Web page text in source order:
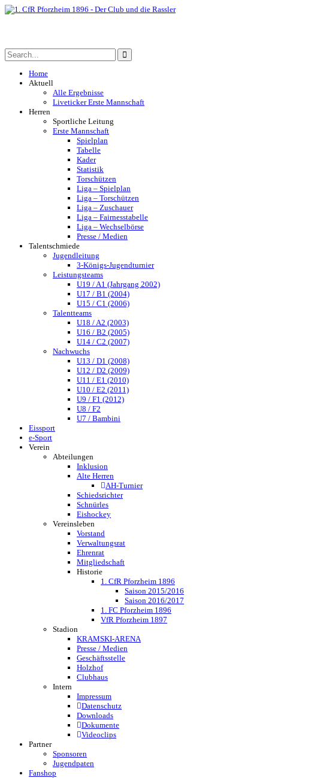
Home
Aktuell
Alle Ergebnisse
Liveticker Erste Mannschaft
Herren
Sportliche Leitung
Erste Mannschaft
Spielplan
Tabelle
Kader
Statistik
Torschützen
Liga – Spielplan
Liga – Torschützen
Liga – Zuschauer
Liga – Fairnesstabelle
Liga – Wechselbörse
Presse / Medien
Talentschmiede
Jugendleitung
3-Königs-Jugendturnier
Leistungsteams
U19 / A1 (Jahrgang 2002)
U17 / B1 (2004)
U15 / C1 (2006)
Talentteams
U18 / A2 (2003)
U16 / B2 (2005)
U14 / C2 (2007)
Nachwuchs
U13 / D1 (2008)
U12 / D2 (2009)
U11 / E1 (2010)
U10 / E2 (2011)
U9 / F1 (2012)
U8 / F2
U7 / Bambini
Eissport
e-Sport
Verein
Abteilungen
Inklusion
Alte Herren
AH-Turnier
Schiedsrichter
Schnürles
Eishockey
Vereinsleben
Vorstand
Verwaltungsrat
Ehrenrat
Mitgliedschaft
Historie
1. CfR Pforzheim 1896
Saison 2015/2016
Saison 2016/2017
1. FC Pforzheim 1896
VfR Pforzheim 1897
Stadion
KRAMSKI-ARENA
Presse / Medien
Geschäftsstelle
Holzhof
Clubhaus
Intern
Impressum
Datenschutz
Downloads
Dokumente
Videoclips
Partner
Sponsoren
Jugendpaten
Fanshop